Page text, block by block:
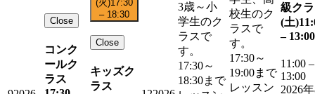
Close
コンク
ールク
ラス
(火)17:30
– 18:30
Close
キッズク
ラス
3歳～小
学生のク
ラスで
す。
17:30～
18:30まで
校生のク
ラスで
す。
17:30～
19:00まで
レッスン
級ク
(土)
– 13:00
11:00 –
13:00
2026